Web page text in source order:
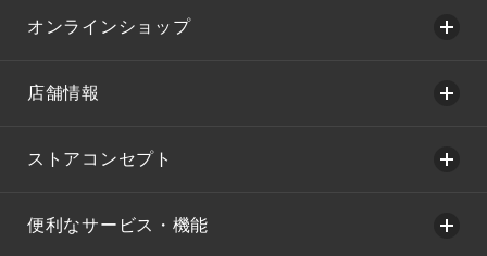
オンラインショップ
店舗情報
ストアコンセプト
便利なサービス・機能